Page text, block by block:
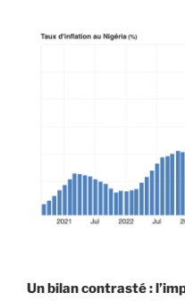
Un bilan contrasté :